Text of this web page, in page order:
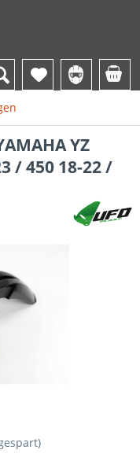
YZ
/ 450 18-22 /